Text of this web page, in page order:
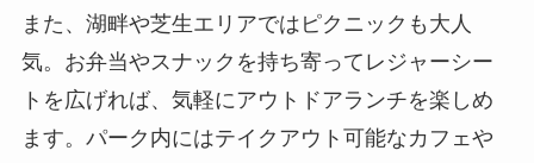
また、湖畔や芝生エリアではピクニックも大人
気。お弁当やスナックを持ち寄ってレジャーシー
トを広げれば、気軽にアウトドアランチを楽しめ
ます。パーク内にはテイクアウト可能なカフェや